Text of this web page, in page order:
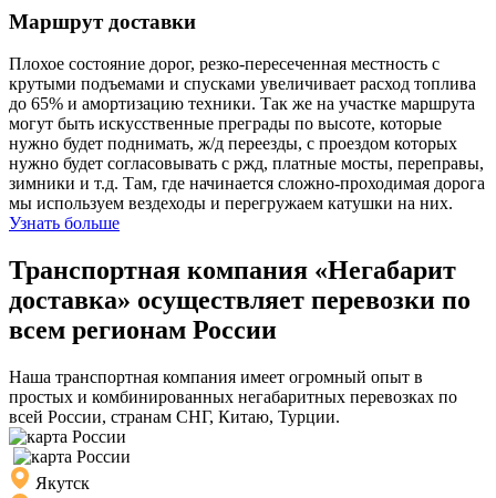
Маршрут доставки
Плохое состояние дорог, резко-пересеченная местность с
крутыми подъемами и спусками увеличивает расход топлива
до 65% и амортизацию техники. Так же на участке маршрута
могут быть искусственные преграды по высоте, которые
нужно будет поднимать, ж/д переезды, с проездом которых
нужно будет согласовывать с ржд, платные мосты, переправы,
зимники и т.д. Там, где начинается сложно-проходимая дорога
мы используем вездеходы и перегружаем катушки на них.
Узнать больше
Транспортная компания «Негабарит
доставка» осуществляет перевозки по
всем регионам России
Наша транспортная компания имеет огромный опыт в
простых и комбинированных негабаритных перевозках по
всей России, странам СНГ, Китаю, Турции.
Якутск